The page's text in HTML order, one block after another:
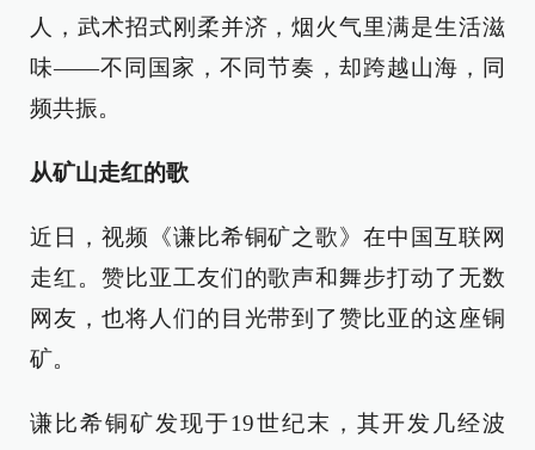
人，武术招式刚柔并济，烟火气里满是生活滋
味——不同国家，不同节奏，却跨越山海，同
频共振。
从矿山走红的歌
近日，视频《谦比希铜矿之歌》在中国互联网
走红。赞比亚工友们的歌声和舞步打动了无数
网友，也将人们的目光带到了赞比亚的这座铜
矿。
谦比希铜矿发现于19世纪末，其开发几经波